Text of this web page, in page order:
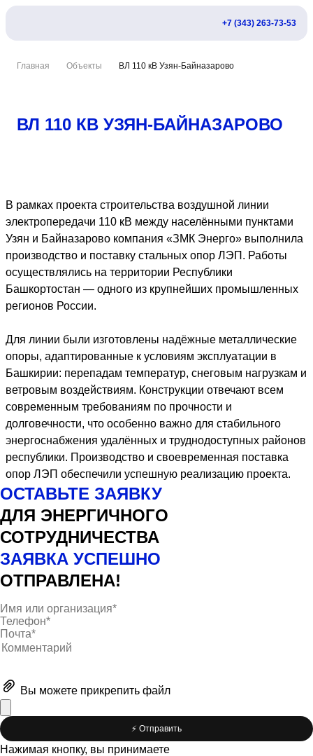
+7 (343) 263-73-53
Главная Объекты ВЛ 110 кВ Узян-Байназарово
ВЛ 110 КВ УЗЯН-БАЙНАЗАРОВО
В рамках проекта строительства воздушной линии
электропередачи 110 кВ между населёнными пунктами
Узян и Байназарово компания «ЗМК Энерго» выполнила
производство и поставку стальных опор ЛЭП. Работы
осуществлялись на территории Республики
Башкортостан — одного из крупнейших промышленных
регионов России.
Для линии были изготовлены надёжные металлические
опоры, адаптированные к условиям эксплуатации в
Башкирии: перепадам температур, снеговым нагрузкам и
ветровым воздействиям. Конструкции отвечают всем
современным требованиям по прочности и
долговечности, что особенно важно для стабильного
энергоснабжения удалённых и труднодоступных районов
республики. Производство и своевременная поставка
опор ЛЭП обеспечили успешную реализацию проекта.
ОСТАВЬТЕ ЗАЯВКУ
ДЛЯ ЭНЕРГИЧНОГО
СОТРУДНИЧЕСТВА
ЗАЯВКА УСПЕШНО
ОТПРАВЛЕНА!
Вы можете прикрепить файл
⚡️ Отправить
Нажимая кнопку, вы принимаете